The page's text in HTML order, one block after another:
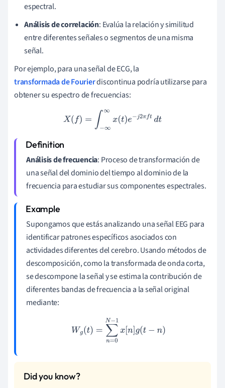
espectral.
Análisis de correlación: Evalúa la relación y similitud
entre diferentes señales o segmentos de una misma
señal.
Por ejemplo, para una señal de ECG, la
transformada de Fourierdiscontinua podría utilizarse para
obtener su espectro de frecuencias:
X(f )=∫ ∞ x(t)e−j2πftdt
Análisis de frecuencia: Proceso de transformación de
una señal del dominio del tiempo al dominio de la
frecuencia para estudiar sus componentes espectrales.
Supongamos que estás analizando una señal EEG para
identificar patrones específicos asociados con
actividades diferentes del cerebro. Usando métodos de
descomposición, como la transformada de onda corta,
se descompone la señal y se estima la contribución de
diferentes bandas de frecuencia a la señal original
mediante:
W g(t n=0N 1 [n g(